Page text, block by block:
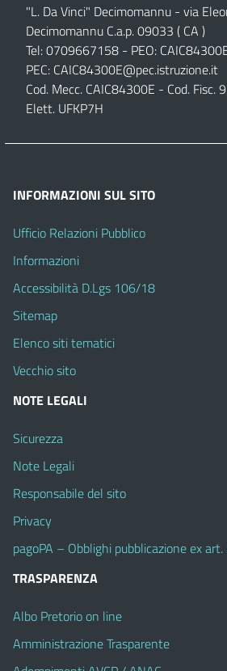
"L. Da Vinci" Decimomannu - via
Decimomannu C.a.p. 09033 ( CA )
Tel: 0709667158 - PEO:
PEC: CAIC84300E@pec.istruzione.it
Cod. Mecc. CAIC84300E - Cod.
Elett. UFKP7H
INFORMAZIONI SUL SITO
Ufficio Relazioni Pubblico
Informazioni
Accessibilità D.Lgs 106/18
Sitemap
Elenco siti tematici
Vecchio sito
NOTE LEGALI
Sicurezza
Note Legali
Responsabile del sito
Privacy
pagoPA – Obblighi pubblicazione ex
TRASPARENZA
Albo Pretorio on line
Amministrazione Trasparente